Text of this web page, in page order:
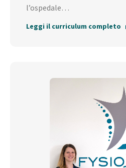
l’ospedale…
Leggi il curriculum completo